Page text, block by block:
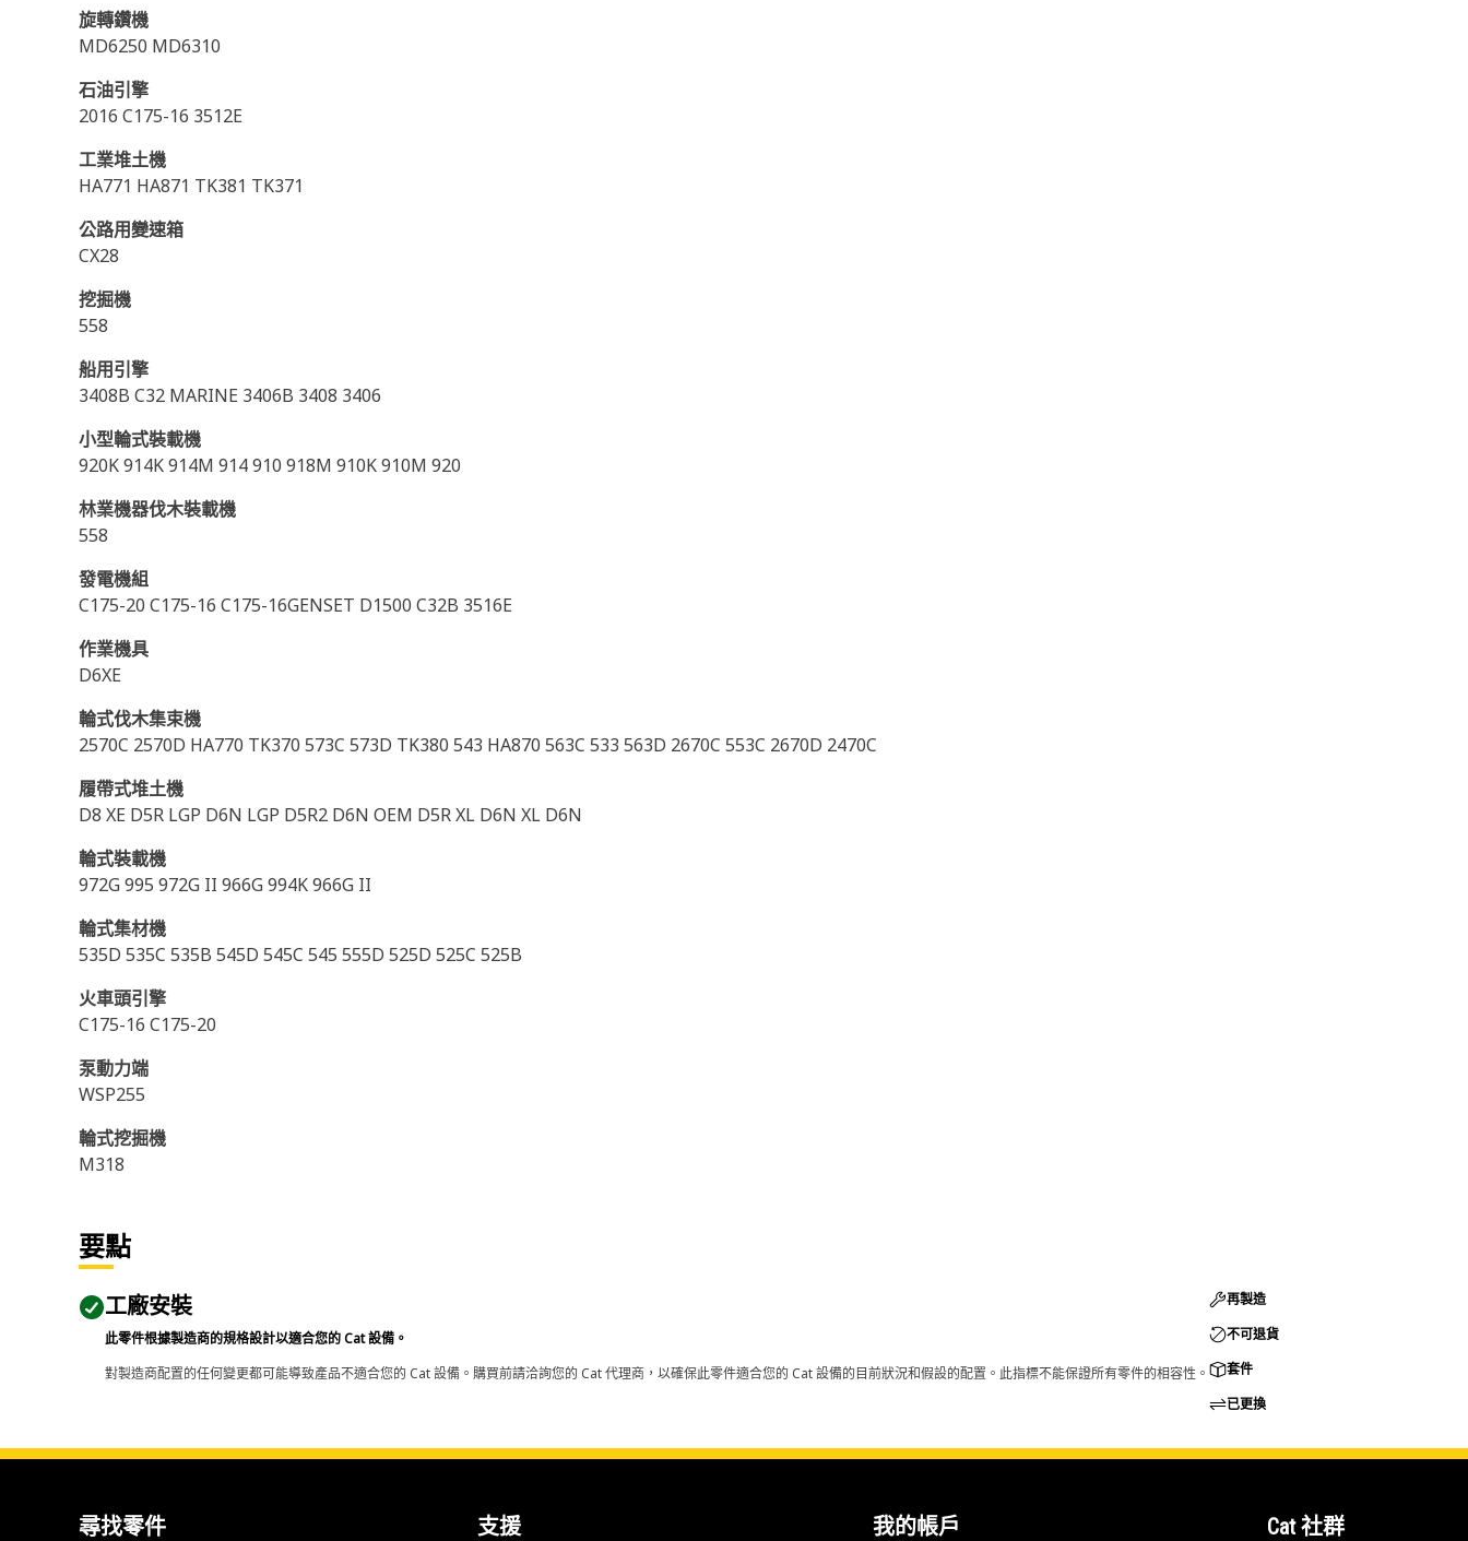
旋轉鑽機
MD6250 MD6310
石油引擎
2016 C175-16 3512E
工業堆土機
HA771 HA871 TK381 TK371
公路用變速箱
CX28
挖掘機
558
船用引擎
3408B C32 MARINE 3406B 3408 3406
小型輪式裝載機
920K 914K 914M 914 910 918M 910K 910M 920
林業機器伐木裝載機
558
發電機組
C175-20 C175-16 C175-16GENSET D1500 C32B 3516E
作業機具
D6XE
輪式伐木集束機
2570C 2570D HA770 TK370 573C 573D TK380 543 HA870 563C 533 563D 2670C 553C 2670D 2470C
履帶式堆土機
D8 XE D5R LGP D6N LGP D5R2 D6N OEM D5R XL D6N XL D6N
輪式裝載機
972G 995 972G II 966G 994K 966G II
輪式集材機
535D 535C 535B 545D 545C 545 555D 525D 525C 525B
火車頭引擎
C175-16 C175-20
泵動力端
WSP255
輪式挖掘機
M318
要點
工廠安裝
此零件根據製造商的規格設計以適合您的 Cat 設備。
對製造商配置的任何變更都可能導致產品不適合您的 Cat 設備。購買前請洽詢您的 Cat 代理商，以確保此零件適合您的 Cat 設備的目前狀況和假設的配置。此指標不能保證所有零件的相容性。
再製造
不可退貨
套件
已更換
尋找零件 支援 我的帳戶 Cat 社群